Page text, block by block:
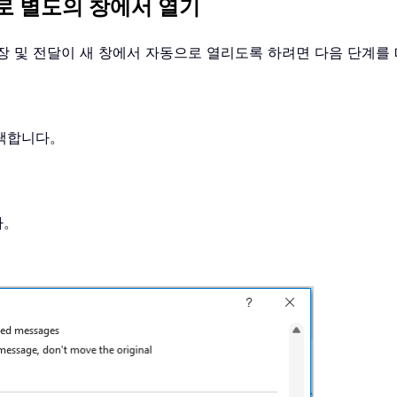
별도의 창에서 열기
및 전달이 새 창에서 자동으로 열리도록 하려면 다음 단계를
니다。